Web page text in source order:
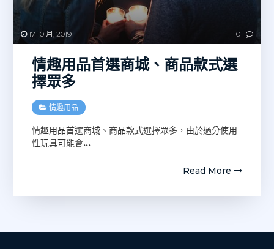
17 10 月, 2019 0
情趣用品首選商城、商品款式選
擇眾多
情趣用品
情趣用品首選商城、商品款式選擇眾多，由於過分使用
性玩具可能會…
Read More